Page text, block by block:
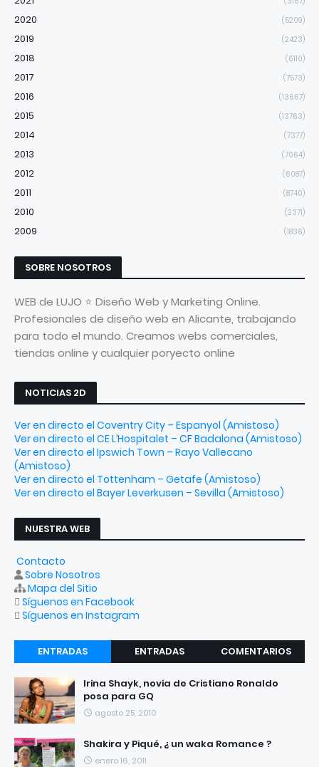
2020 (5209)
2019 (2423)
2018 (6110)
2017 (7573)
2016 (13667)
2015 (13763)
2014 (7377)
2013 (7064)
2012 (6087)
2011 (8740)
2010 (2371)
2009 (1836)
SOBRE NOSOTROS
WEB de LUJO ⭐ Diseño Web y Marketing Online.
Profesionales de diseño web en Alicante, trabajando
para todo el mundo. Creamos webs comerciales,
tiendas online y cualquier poryecto online
NOTICIAS 2D
Ver en directo el Coventry City – Espanyol (Amistoso)
Ver en directo el CE L’Hospitalet – CF Badalona (Amistoso)
Ver en directo el Ipswich Town – Rayo Vallecano
(Amistoso)
Ver en directo el Tottenham – Getafe (Amistoso)
Ver en directo el Bayer Leverkusen – Sevilla (Amistoso)
NUESTRA WEB
Contacto
Sobre Nosotros
Mapa del Sitio
Síguenos en Facebook
Síguenos en Instagram
ENTRADAS
RECIENTES
ENTRADAS
COMENTARIOS
Irina Shayk, novia de Cristiano Ronaldo
posa para GQ
agosto 25, 2010
Shakira y Piqué, ¿ un waka Romance ?
enero 16, 2011